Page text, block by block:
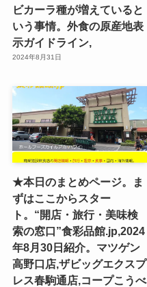
ビカーラ種が増えていると
いう事情。外食の原産地表
示ガイドライン,
2024年8月31日
★本日のまとめページ。ま
ずはここからスター
ト。“開店・旅行・美味検
索の窓口”食彩品館.jp,2024
年8月30日紹介。マツゲン
高野口店,ザビッグエクスプ
レス春駒通店,コープこうべ